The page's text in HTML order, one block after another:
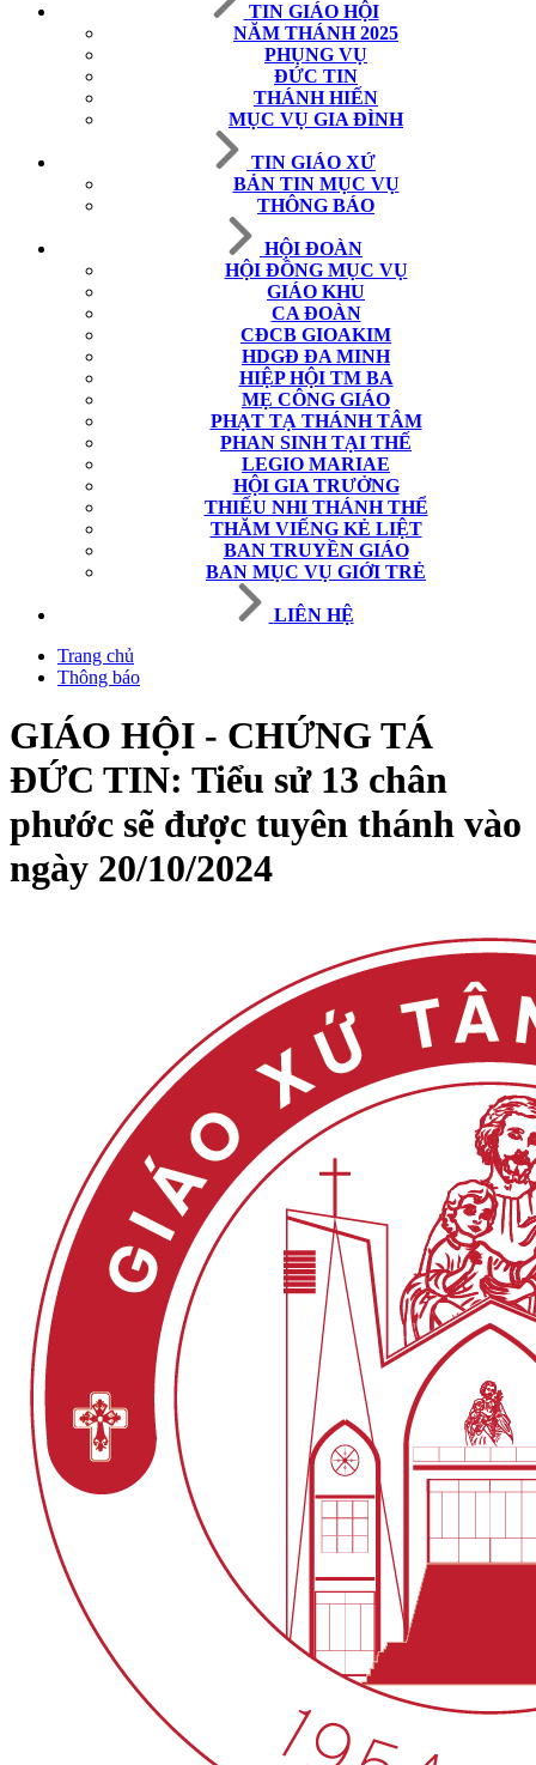
TIN GIÁO HỘI
NĂM THÁNH 2025
PHỤNG VỤ
ĐỨC TIN
THÁNH HIẾN
MỤC VỤ GIA ĐÌNH
TIN GIÁO XỨ
BẢN TIN MỤC VỤ
THÔNG BÁO
HỘI ĐOÀN
HỘI ĐỒNG MỤC VỤ
GIÁO KHU
CA ĐOÀN
CĐCB GIOAKIM
HDGĐ ĐA MINH
HIỆP HỘI TM BA
MẸ CÔNG GIÁO
PHẠT TẠ THÁNH TÂM
PHAN SINH TẠI THẾ
LEGIO MARIAE
HỘI GIA TRƯỞNG
THIẾU NHI THÁNH THỂ
THĂM VIẾNG KẺ LIỆT
BAN TRUYỀN GIÁO
BAN MỤC VỤ GIỚI TRẺ
LIÊN HỆ
Trang chủ
Thông báo
GIÁO HỘI - CHỨNG TÁ
ĐỨC TIN: Tiểu sử 13 chân
phước sẽ được tuyên thánh vào
ngày 20/10/2024